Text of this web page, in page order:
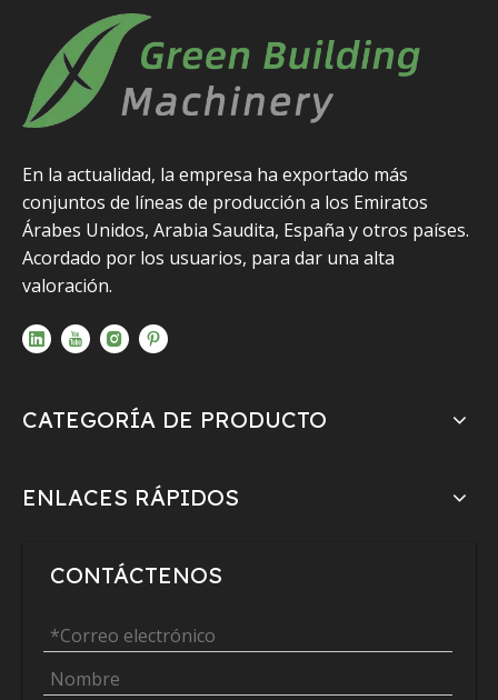
En la actualidad, la empresa ha exportado más
conjuntos de líneas de producción a los Emiratos
Árabes Unidos, Arabia Saudita, España y otros países.
Acordado por los usuarios, para dar una alta
valoración.
CATEGORÍA DE PRODUCTO
ENLACES RÁPIDOS
CONTÁCTENOS